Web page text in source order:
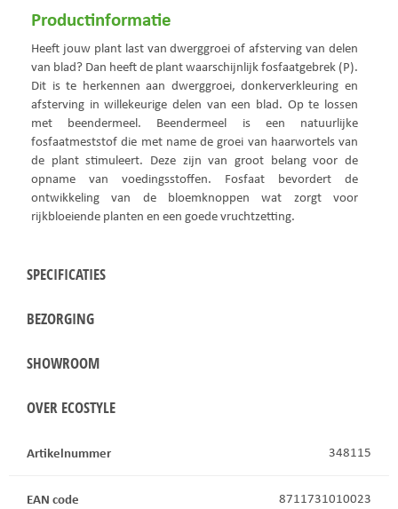
Productinformatie
Heeft jouw plant last van dwerggroei of afsterving van delen
van blad? Dan heeft de plant waarschijnlijk fosfaatgebrek (P).
Dit is te herkennen aan dwerggroei, donkerverkleuring en
afsterving in willekeurige delen van een blad. Op te lossen
met beendermeel. Beendermeel is een natuurlijke
fosfaatmeststof die met name de groei van haarwortels van
de plant stimuleert. Deze zijn van groot belang voor de
opname van voedingsstoffen. Fosfaat bevordert de
ontwikkeling van de bloemknoppen wat zorgt voor
rijkbloeiende planten en een goede vruchtzetting.
SPECIFICATIES
BEZORGING
SHOWROOM
OVER ECOSTYLE
Artikelnummer 348115
EAN code 8711731010023